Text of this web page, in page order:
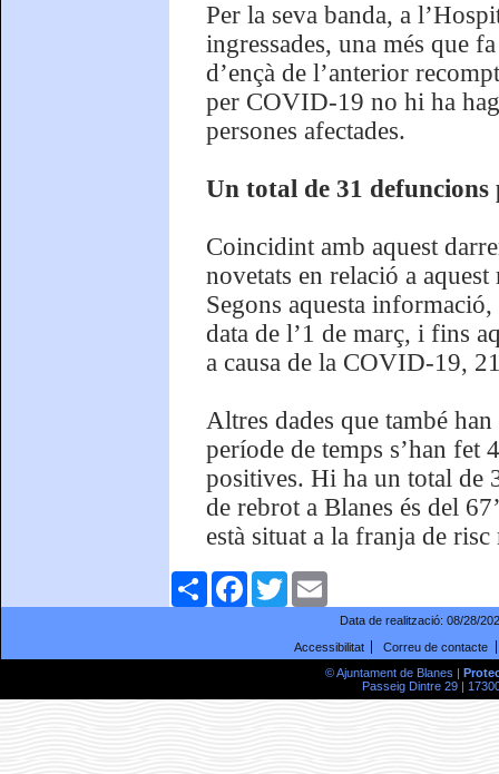
Per la seva banda, a
ingressades, una més que
d’ençà de l’anterior
per COVID-19 no hi ha
persones afectades.
Un total de 31
Coincidint amb aquest
novetats en relació a
Segons aquesta
data de l’1 de març, i fins
a causa de la COVID-19,
Altres dades que també
període de temps s’han fet
positives. Hi ha un total de
de rebrot a Blanes és del
està situat a la franja de risc
ComparteixFacebookTwitter
Data de realització: 08/28/
Accessibilitat
Correu de contacte
© Ajuntament de Blanes |
Passeig Dintre 29 |